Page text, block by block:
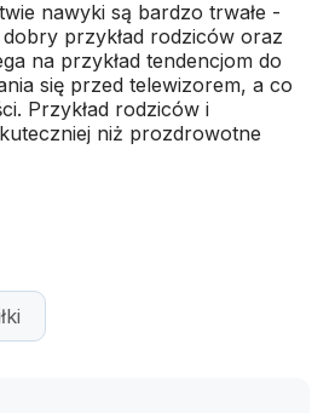
nawyki są bardzo trwałe -
przykład rodziców oraz
na przykład tendencjom do
się przed telewizorem, a co
Przykład rodziców i
niż prozdrowotne